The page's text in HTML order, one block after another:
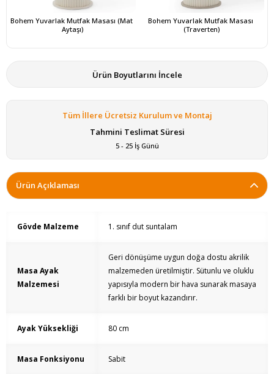
Bohem Yuvarlak Mutfak Masası (Mat
Aytaşı)
Bohem Yuvarlak Mutfak Masası
(Traverten)
Ürün Boyutlarını İncele
Tüm İllere Ücretsiz Kurulum ve Montaj
Tahmini Teslimat Süresi
5 - 25 İş Günü
Ürün Açıklaması
Gövde Malzeme 1. sınıf dut suntalam
Masa Ayak
Malzemesi
Geri dönüşüme uygun doğa dostu akrilik
malzemeden üretilmiştir. Sütunlu ve oluklu
yapısıyla modern bir hava sunarak masaya
farklı bir boyut kazandırır.
Ayak Yüksekliği 80 cm
Masa Fonksiyonu Sabit